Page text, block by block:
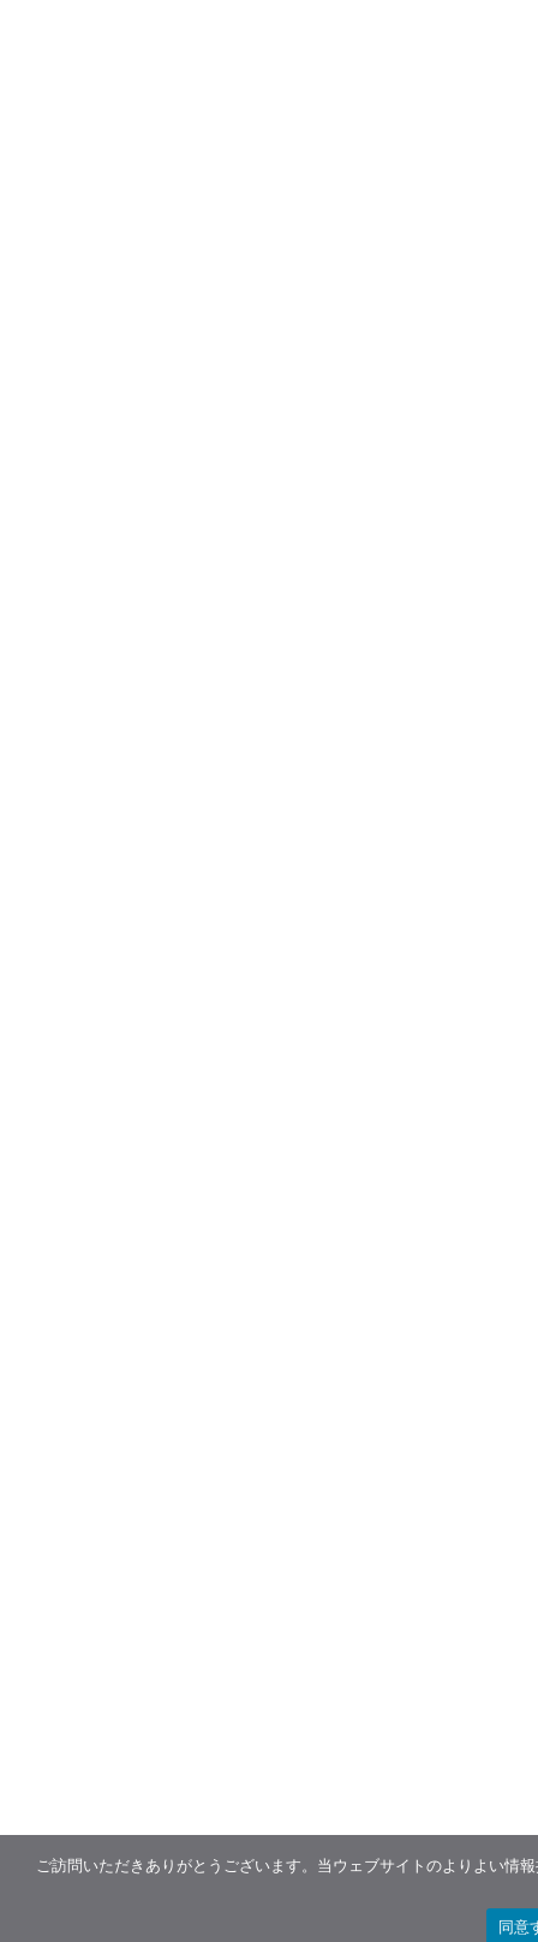
ご訪問いただきありがとうございます。当ウェブサイトのよりよい
同意